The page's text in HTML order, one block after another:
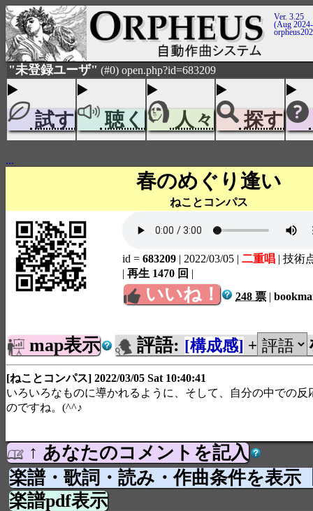
Ver. 3.25
(Aug
"未登録ユーザ" (#0) open.php?id=683209
試す 聴く 人々 探す
...
春のめぐり逢い
ねことコンパス
id = 683209 | 2022/03/05 | 二重唱 | 技術
| 再生 1470 回 |
いいね！ 248 票 |
map表示 評語: [構成感] +
[ねことコンパス] 2022/03/05 Sat 10:40:41
いろいろなものに導かれるように、そして、自分の中での反
のですね。(^^♪
↑ あなたのコメントを記入
楽譜・歌詞・読み・作曲条件を表示
楽譜pdf表示